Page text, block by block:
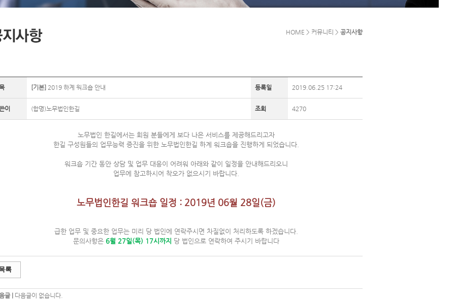
HOME > 커뮤니티 > 공지사항
[기본] 2019 하계 워크숍 안내 등록일 2019.06.25 17:24
이 (합명)노무법인한길 조회 4270
노무법인 한길에서는 회원 분들에게 보다 나은 서비스를 제공해드리고자
한길 구성원들의 업무능력 증진을 위한 노무법인한길 하계 워크숍을 진행하게 되었습니다.
워크숍 기간 동안 상담 및 업무 대응이 어려워 아래와 같이 일정을 안내해드리오니
업무에 참고하시어 착오가 없으시기 바랍니다.
노무법인한길 워크숍 일정 : 2019년 06월 28일(금)
급한 업무 및 중요한 업무는 미리 당 법인에 연락주시면 차질없이 처리하도록 하겠습니다.
문의사항은 6월 27일(목) 17시까지 당 법인으로 연락하여 주시기 바랍니다
록
글 | 다음글이 없습니다.